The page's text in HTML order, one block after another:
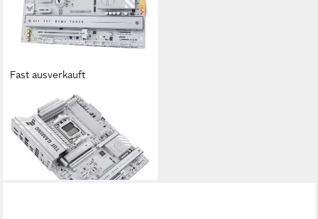
Fast ausverkauft
TUF GAMING B850-PRO
WIFI7 W NEO Mainboard
ab 276,98 €
lieferbar - in 3-4 Werktagen bei dir